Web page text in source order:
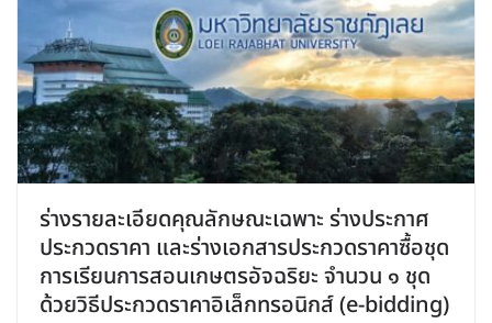
ร่างรายละเอียดคุณลักษณะเฉพาะ ร่างประกาศ
ประกวดราคา และร่างเอกสารประกวดราคาซื้อชุด
การเรียนการสอนเกษตรอัจฉริยะ จำนวน ๑ ชุด
ด้วยวิธีประกวดราคาอิเล็กทรอนิกส์ (e-bidding)